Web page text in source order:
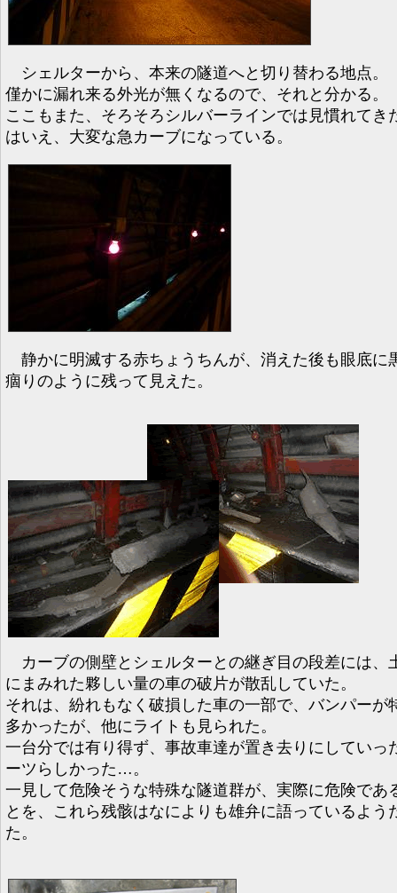
シェルターから、本来の隧道へと切り替わる地点。
僅かに漏れ来る外光が無くなるので、それと分かる。
ここもまた、そろそろシルバーラインでは見慣れてき
はいえ、大変な急カーブになっている。
静かに明滅する赤ちょうちんが、消えた後も眼底に
痼りのように残って見えた。
カーブの側壁とシェルターとの継ぎ目の段差には、
にまみれた夥しい量の車の破片が散乱していた。
それは、紛れもなく破損した車の一部で、バンパーが
多かったが、他にライトも見られた。
一台分では有り得ず、事故車達が置き去りにしていっ
ーツらしかった…。
一見して危険そうな特殊な隧道群が、実際に危険であ
とを、これら残骸はなによりも雄弁に語っているよう
た。